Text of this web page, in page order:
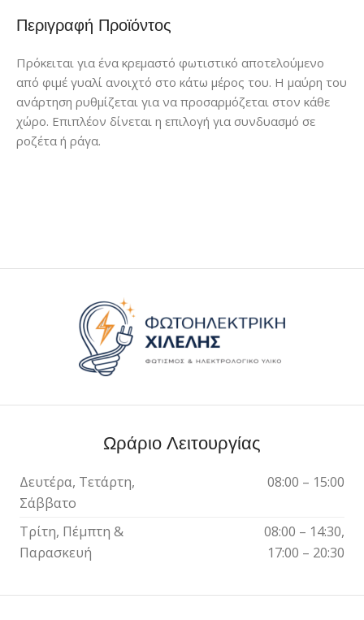
Περιγραφή Προϊόντος
Πρόκειται για ένα κρεμαστό φωτιστικό αποτελούμενο
από φιμέ γυαλί ανοιχτό στο κάτω μέρος του. Η μαύρη του
ανάρτηση ρυθμίζεται για να προσαρμόζεται στον κάθε
χώρο. Επιπλέον δίνεται η επιλογή για συνδυασμό σε
ροζέτα ή ράγα.
Ωράριο Λειτουργίας
Δευτέρα, Τετάρτη,
Σάββατο
08:00 – 15:00
Τρίτη, Πέμπτη &
Παρασκευή
08:00 – 14:30,
17:00 – 20:30